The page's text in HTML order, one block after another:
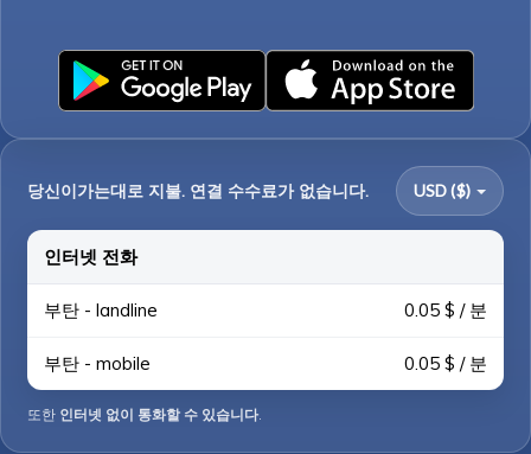
당신이가는대로 지불. 연결 수수료가 없습니다. USD ($)
인터넷 전화
부탄 - landline 0.05 $ / 분
부탄 - mobile 0.05 $ / 분
또한 인터넷 없이 통화할 수 있습니다.